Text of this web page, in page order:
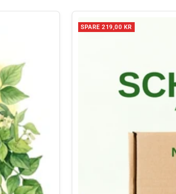
SPARE 219,00 KR